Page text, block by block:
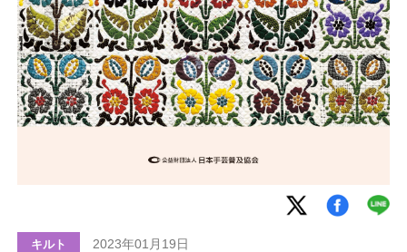
キルト 2023年01月19日